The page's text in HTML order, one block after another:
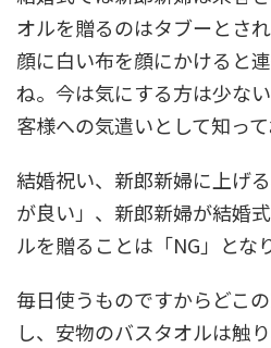
オルを贈るのはタブーとさ
顔に白い布を顔にかけると
ね。今は気にする方は少な
客様への気遣いとして知って
結婚祝い、新郎新婦に上げ
が良い」、新郎新婦が結婚
ルを贈ることは「NG」とな
毎日使うものですからどこ
し、安物のバスタオルは触